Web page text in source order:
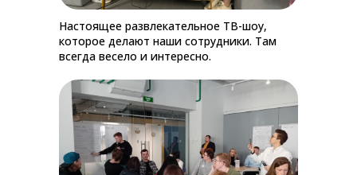
Настоящее развлекательное ТВ-шоу,
которое делают наши сотрудники. Там
всегда весело и интересно.